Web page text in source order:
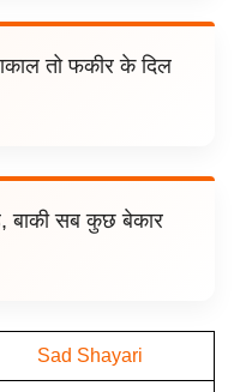
तो फकीर के दिल
बाकी सब कुछ बेकार
Sad Shayari